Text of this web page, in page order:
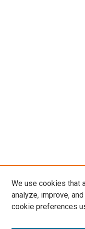
We use cookies that
analyze, improve,
cookie preferences